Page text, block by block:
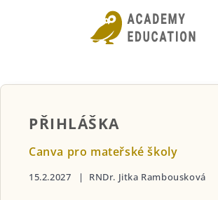
PŘIHLÁŠKA
Canva pro mateřské školy
15.2.2027 | RNDr. Jitka Rambousková